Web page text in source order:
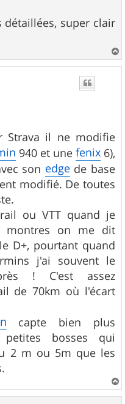
super clair
a
Strava il ne modifie
940 et une fenix 6),
son edgede base
modifié. De toutes
ou VTT quand je
montres on me dit
D+, pourtant quand
j'ai souvent le
! C'est assez
de 70km où l'écart
capte bien plus
bosses qui
2 m ou 5m que les
a